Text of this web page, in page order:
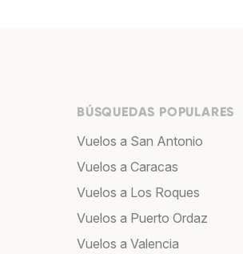
BÚSQUEDAS POPULARES
Vuelos a San Antonio
Vuelos a Caracas
Vuelos a Los Roques
Vuelos a Puerto Ordaz
Vuelos a Valencia